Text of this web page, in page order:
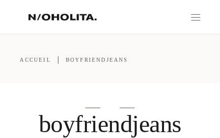
ACCUEIL BOYFRIENDJEANS
boyfriendjeans